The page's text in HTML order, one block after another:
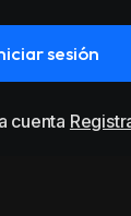
sesión
cuenta